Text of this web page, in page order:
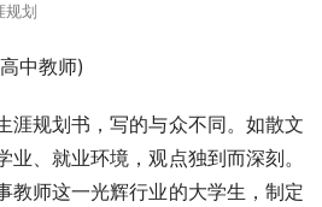
规划
中教师)
涯规划书，写的与众不同。如散文
、就业环境，观点独到而深刻。
教师这一光辉行业的大学生，制定